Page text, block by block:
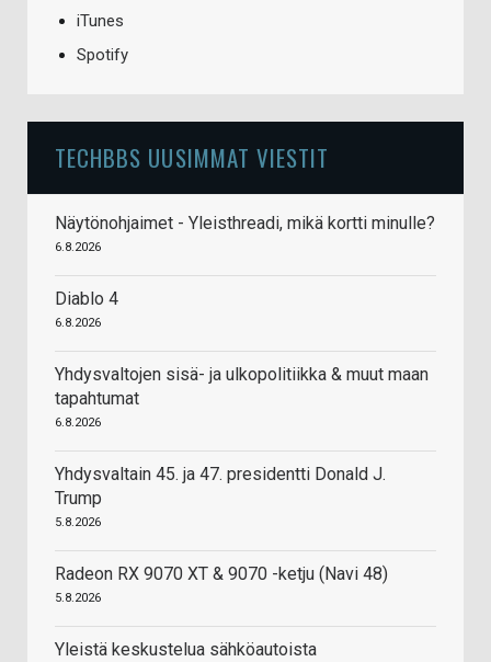
iTunes
Spotify
TECHBBS UUSIMMAT VIESTIT
Näytönohjaimet - Yleisthreadi, mikä kortti minulle?
6.8.2026
Diablo 4
6.8.2026
Yhdysvaltojen sisä- ja ulkopolitiikka & muut maan
tapahtumat
6.8.2026
Yhdysvaltain 45. ja 47. presidentti Donald J.
Trump
5.8.2026
Radeon RX 9070 XT & 9070 -ketju (Navi 48)
5.8.2026
Yleistä keskustelua sähköautoista